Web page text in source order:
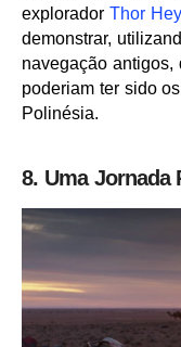
explorador Thor
demonstrar,
navegação antigos,
poderiam ter sido
Polinésia.
8. Uma Jornada